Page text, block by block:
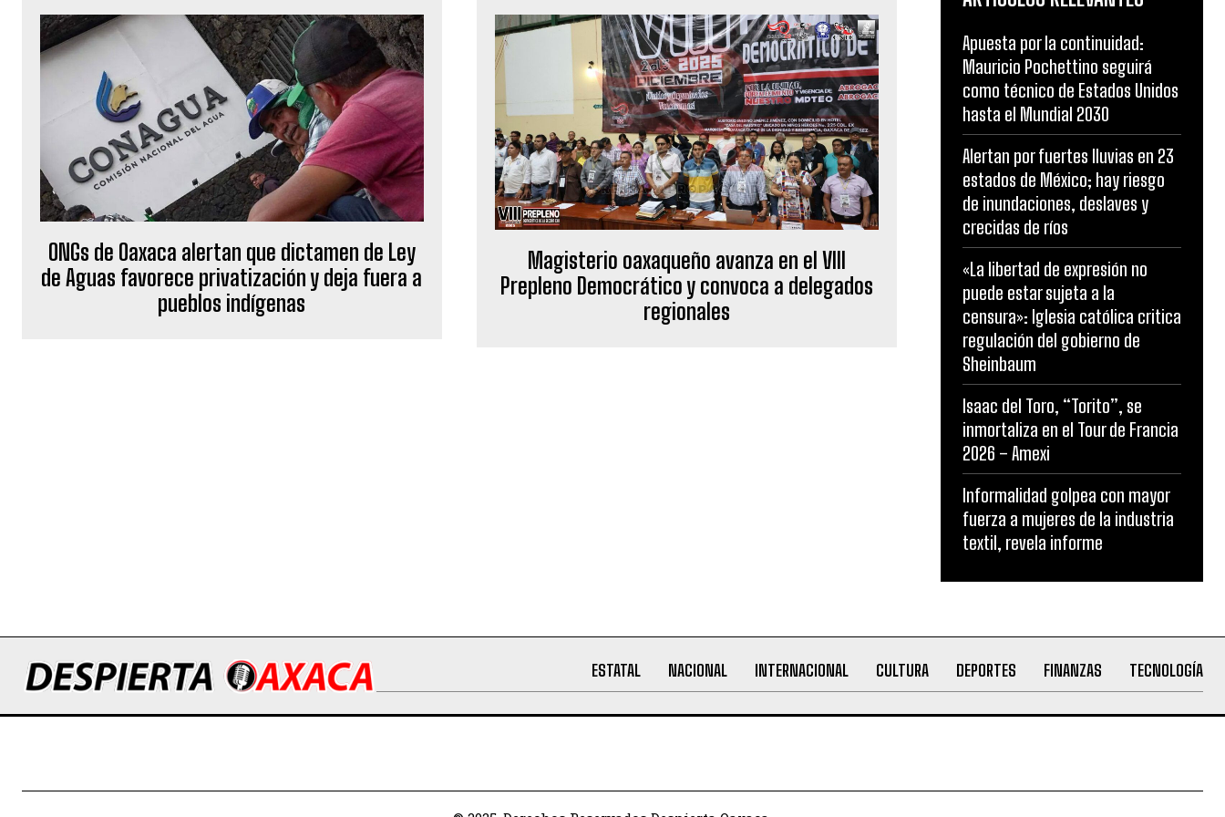
ONGs de Oaxaca alertan que dictamen de Ley
de Aguas favorece privatización y deja fuera a
pueblos indígenas
Magisterio oaxaqueño avanza en el VIII
Prepleno Democrático y convoca a delegados
regionales
Apuesta por la continuidad:
Mauricio Pochettino seguirá
como técnico de Estados Unidos
hasta el Mundial 2030
Alertan por fuertes lluvias en 23
estados de México; hay riesgo
de inundaciones, deslaves y
crecidas de ríos
«La libertad de expresión no
puede estar sujeta a la
censura»: Iglesia católica critica
regulación del gobierno de
Sheinbaum
Isaac del Toro, “Torito”, se
inmortaliza en el Tour de Francia
2026 – Amexi
Informalidad golpea con mayor
fuerza a mujeres de la industria
textil, revela informe
ESTATAL NACIONAL INTERNACIONAL CULTURA DEPORTES FINANZAS TECNOLOGÍA